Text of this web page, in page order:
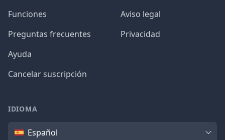
Funciones
Preguntas frecuentes
Ayuda
Cancelar suscripción
Aviso legal
Privacidad
IDIOMA
IdiomaEspañol